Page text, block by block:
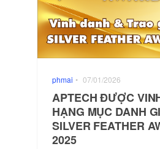
phmai • 07/01/2026
APTECH ĐƯỢC
HẠNG MỤC DANH
SILVER FEATHER
2025